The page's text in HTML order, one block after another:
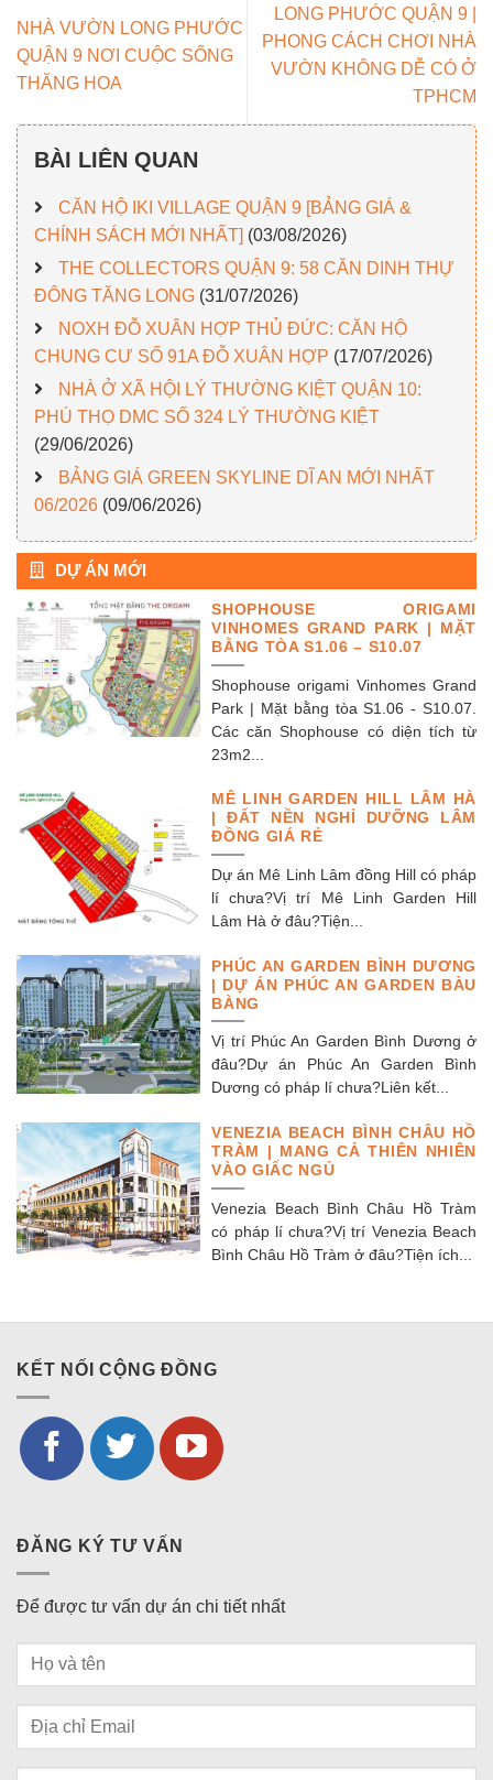
NHÀ VƯỜN LONG PHƯỚC
QUẬN 9 NƠI CUỘC SỐNG
THĂNG HOA
LONG PHƯỚC QUẬN 9 |
PHONG CÁCH CHƠI NHÀ
VƯỜN KHÔNG DỄ CÓ Ở
TPHCM
BÀI LIÊN QUAN
CĂN HỘ IKI VILLAGE QUẬN 9 [BẢNG GIÁ &
CHÍNH SÁCH MỚI NHẤT] (03/08/2026)
THE COLLECTORS QUẬN 9: 58 CĂN DINH THỰ
ĐÔNG TĂNG LONG (31/07/2026)
NOXH ĐỖ XUÂN HỢP THỦ ĐỨC: CĂN HỘ
CHUNG CƯ SỐ 91A ĐỖ XUÂN HỢP (17/07/2026)
NHÀ Ở XÃ HỘI LÝ THƯỜNG KIỆT QUẬN 10:
PHÚ THỌ DMC SỐ 324 LÝ THƯỜNG KIỆT
(29/06/2026)
BẢNG GIÁ GREEN SKYLINE DĨ AN MỚI NHẤT
06/2026 (09/06/2026)
DỰ ÁN MỚI
SHOPHOUSE ORIGAMI
VINHOMES GRAND PARK | MẶT
BẰNG TÒA S1.06 – S10.07
Shophouse origami Vinhomes Grand
Park | Mặt bằng tòa S1.06 - S10.07.
Các căn Shophouse có diện tích từ
23m2...
MÊ LINH GARDEN HILL LÂM HÀ
| ĐẤT NỀN NGHỈ DƯỠNG LÂM
ĐỒNG GIÁ RẺ
Dự án Mê Linh Lâm đồng Hill có pháp
lí chưa?Vị trí Mê Linh Garden Hill
Lâm Hà ở đâu?Tiện...
PHÚC AN GARDEN BÌNH DƯƠNG
| DỰ ÁN PHÚC AN GARDEN BÀU
BÀNG
Vị trí Phúc An Garden Bình Dương ở
đâu?Dự án Phúc An Garden Bình
Dương có pháp lí chưa?Liên kết...
VENEZIA BEACH BÌNH CHÂU HỒ
TRÀM | MANG CẢ THIÊN NHIÊN
VÀO GIẤC NGỦ
Venezia Beach Bình Châu Hồ Tràm
có pháp lí chưa?Vị trí Venezia Beach
Bình Châu Hồ Tràm ở đâu?Tiện ích...
KẾT NỐI CỘNG ĐỒNG
ĐĂNG KÝ TƯ VẤN
Để được tư vấn dự án chi tiết nhất